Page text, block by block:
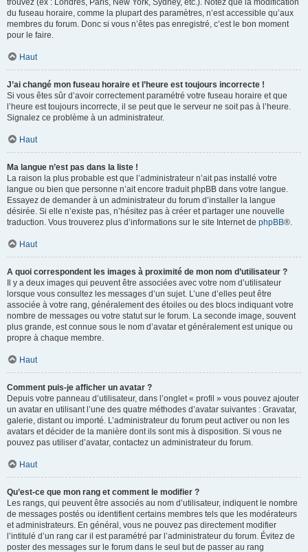
trouvez (ex : Londres, Paris, New York, Sydney, etc.). Notez que la modification
du fuseau horaire, comme la plupart des paramètres, n’est accessible qu’aux
membres du forum. Donc si vous n’êtes pas enregistré, c’est le bon moment
pour le faire.
Haut
J’ai changé mon fuseau horaire et l’heure est toujours incorrecte !
Si vous êtes sûr d’avoir correctement paramétré votre fuseau horaire et que
l’heure est toujours incorrecte, il se peut que le serveur ne soit pas à l’heure.
Signalez ce problème à un administrateur.
Haut
Ma langue n’est pas dans la liste !
La raison la plus probable est que l’administrateur n’ait pas installé votre
langue ou bien que personne n’ait encore traduit phpBB dans votre langue.
Essayez de demander à un administrateur du forum d’installer la langue
désirée. Si elle n’existe pas, n’hésitez pas à créer et partager une nouvelle
traduction. Vous trouverez plus d’informations sur le site Internet de phpBB®.
Haut
A quoi correspondent les images à proximité de mon nom d’utilisateur ?
Il y a deux images qui peuvent être associées avec votre nom d’utilisateur
lorsque vous consultez les messages d’un sujet. L’une d’elles peut être
associée à votre rang, généralement des étoiles ou des blocs indiquant votre
nombre de messages ou votre statut sur le forum. La seconde image, souvent
plus grande, est connue sous le nom d’avatar et généralement est unique ou
propre à chaque membre.
Haut
Comment puis-je afficher un avatar ?
Depuis votre panneau d’utilisateur, dans l’onglet « profil » vous pouvez ajouter
un avatar en utilisant l’une des quatre méthodes d’avatar suivantes : Gravatar,
galerie, distant ou importé. L’administrateur du forum peut activer ou non les
avatars et décider de la manière dont ils sont mis à disposition. Si vous ne
pouvez pas utiliser d’avatar, contactez un administrateur du forum.
Haut
Qu’est-ce que mon rang et comment le modifier ?
Les rangs, qui peuvent être associés au nom d’utilisateur, indiquent le nombre
de messages postés ou identifient certains membres tels que les modérateurs
et administrateurs. En général, vous ne pouvez pas directement modifier
l’intitulé d’un rang car il est paramétré par l’administrateur du forum. Évitez de
poster des messages sur le forum dans le seul but de passer au rang